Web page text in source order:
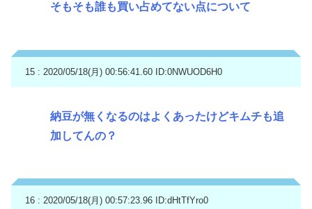
そもそも誰も買い占めてない点について
15 : 2020/05/18(月) 00:56:41.60 ID:0NWUOD6H0
納豆が無くなるのはよくあったけどキムチも追
加してんの？
16 : 2020/05/18(月) 00:57:23.96 ID:dHtTfYro0